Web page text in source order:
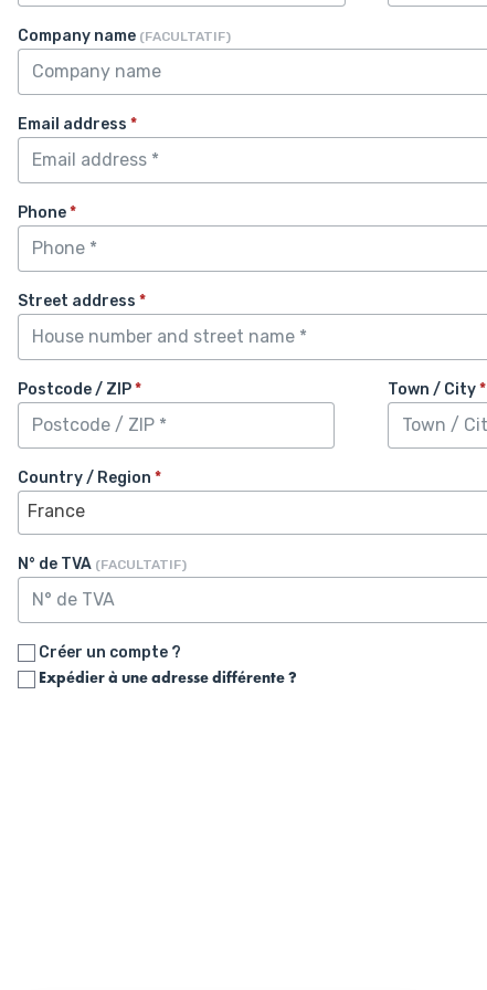
Company name (FACULTATIF)
Email address *
Phone*
Street address *
Postcode / ZIP* Town / City*
Country / Region *
France
N° de TVA (FACULTATIF)
Créer un compte ?
Expédier à une adresse différente ?